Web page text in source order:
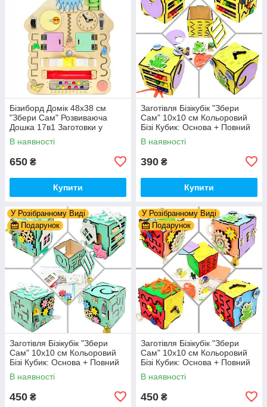
Бізиборд Домік 48x38 см
"Збери Сам" Розвиваюча
Дошка 17в1 Заготовки у
Разобранному вигляді +
Деталі та Фарба
В наявності
650 ₴
Купити
Заготівля Бізікубік "Збери
Сам" 10х10 см Кольоровий
Бізі Кубик: Основа + Повний
Комплект (в Розібраному
Виді) Кубік Бізи, Жовтий
В наявності
390 ₴
Купити
У Розібранному Виді
Подарунок
Заготівля Бізікубік "Збери
Сам" 10х10 см Кольоровий
Бізі Кубик: Основа + Повний
Комплект (в Розібраному
Виді) Кубік Бізи, Бірюза
В наявності
450 ₴
У Розібранному Виді
Подарунок
Заготівля Бізікубік "Збери
Сам" 10х10 см Кольоровий
Бізі Кубик: Основа + Повний
Комплект (в Розібраному
Виді) Кубік Бізи, Різнокол
В наявності
450 ₴